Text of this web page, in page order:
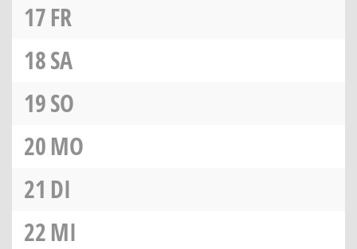
17FR
18SA
19SO
20MO
21 DI
22MI